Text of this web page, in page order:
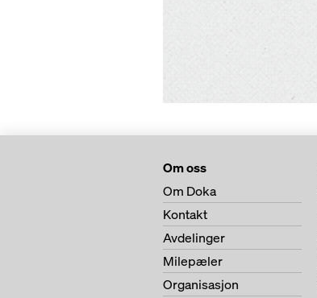
Om oss
Om Doka
Kontakt
Avdelinger
Milepæler
Organisasjon